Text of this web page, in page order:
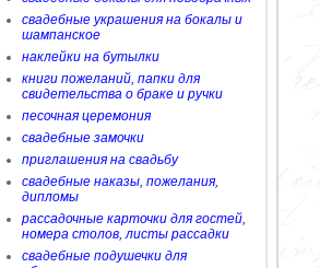
свадебные украшения на бокалы и
шампанское
наклейки на бутылки
книги пожеланий, папки для
свидетельства о браке и ручки
песочная церемония
свадебные замочки
приглашения на свадьбу
свадебные наказы, пожелания,
дипломы
рассадочные карточки для гостей,
номера столов, листы рассадки
свадебные подушечки для